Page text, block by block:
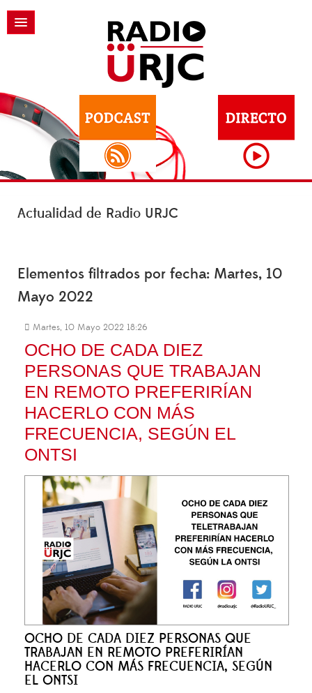
Actualidad de Radio URJC
Elementos filtrados por fecha: Martes, 10
Mayo 2022
Martes, 10 Mayo 2022 18:26
OCHO DE CADA DIEZ
PERSONAS QUE TRABAJAN
EN REMOTO PREFERIRÍAN
HACERLO CON MÁS
FRECUENCIA, SEGÚN EL
ONTSI
OCHO DE CADA DIEZ PERSONAS QUE
TRABAJAN EN REMOTO PREFERIRÍAN
HACERLO CON MÁS FRECUENCIA, SEGÚN
EL ONTSI